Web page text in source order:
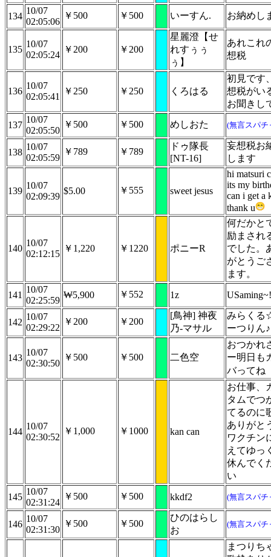
134
10/07
02:05:06
￥500 ￥500 いーすん. お納めし
135
10/07
02:05:24
￥200 ￥200
星麗澄【せ
れすぅぅ
ぅ】
あれこれ
想税
136
10/07
02:05:41
￥250 ￥250 くろはる
初見です
想税がい
お聞きし
137
10/07
02:05:50
￥500 ￥500 めしおた (無言スパチ
138
10/07
02:05:59
￥789 ￥789
ドゥ隊長
[NT-16]
妄想税お
します
139
10/07
02:09:39
$5.00 ￥555 sweet jesus
hi matsuri
its my
can i get a
thank u
140
10/07
02:12:15
￥1,220 ￥1220 ポニーR
何だかと
励まされ
でした。
がとうご
ます。
141
10/07
02:25:59
₩5,900 ￥552 1z
142
10/07
02:29:22
￥200 ￥200
[鳥神] 神夜
乃-マサル
みらくる
ーつりん
143
10/07
02:30:50
￥500 ￥500 二色空
おつかれ
ー明日も
バってね
144
10/07
02:30:52
￥1,000 ￥1000 kan can
お仕事、
タムでつ
てるのに
ありがと
ワクチン
えてゆっ
休んでく
い
145
10/07
02:31:24
￥500 ￥500 kkdf2 (無言スパチ
146
10/07
02:31:30
￥500 ￥500
ひのはらし
お
(無言スパチ
まつりち